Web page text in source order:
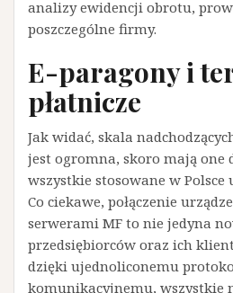
analizy ewidencji obrotu,
poszczególne firmy.
E-paragony i
płatnicze
Jak widać, skala
jest ogromna, skoro mają one
wszystkie stosowane w Polsce
Co ciekawe, połączenie
serwerami MF to nie jedyna
przedsiębiorców oraz ich
dzięki ujednoliconemu
komunikacyjnemu, wszystkie